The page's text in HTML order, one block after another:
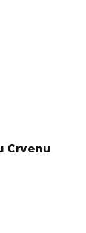
Crvenu